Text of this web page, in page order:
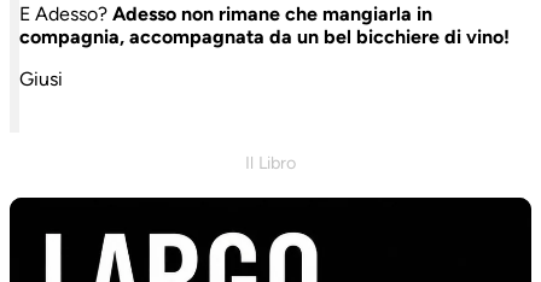
E Adesso? Adesso non rimane che mangiarla in
compagnia, accompagnata da un bel bicchiere di vino!
Giusi
Il Libro